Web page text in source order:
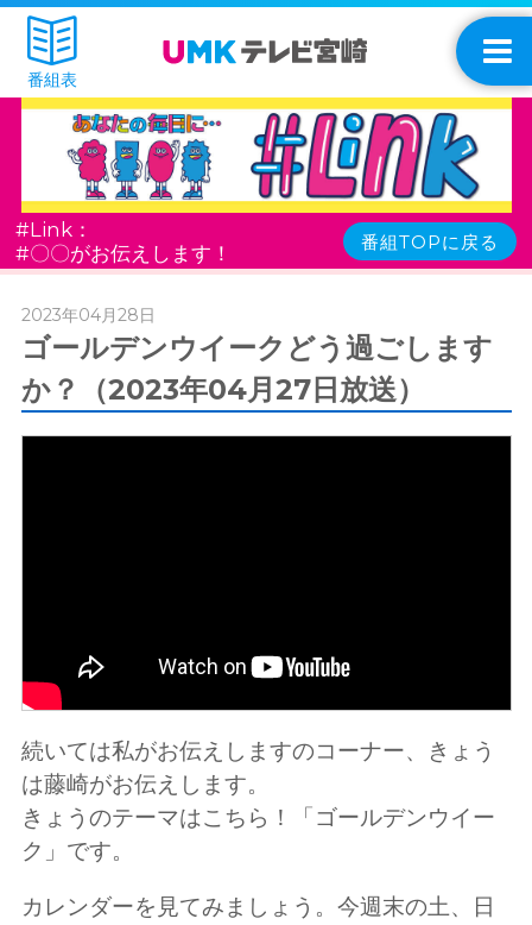
番組表
#Link：
#〇〇がお伝えします！
番組TOPに戻る
2023年04月28日
ゴールデンウイークどう過ごします
か？（2023年04月27日放送）
続いては私がお伝えしますのコーナー、きょう
は藤崎がお伝えします。
きょうのテーマはこちら！「ゴールデンウイー
ク」です。
カレンダーを見てみましょう。今週末の土、日